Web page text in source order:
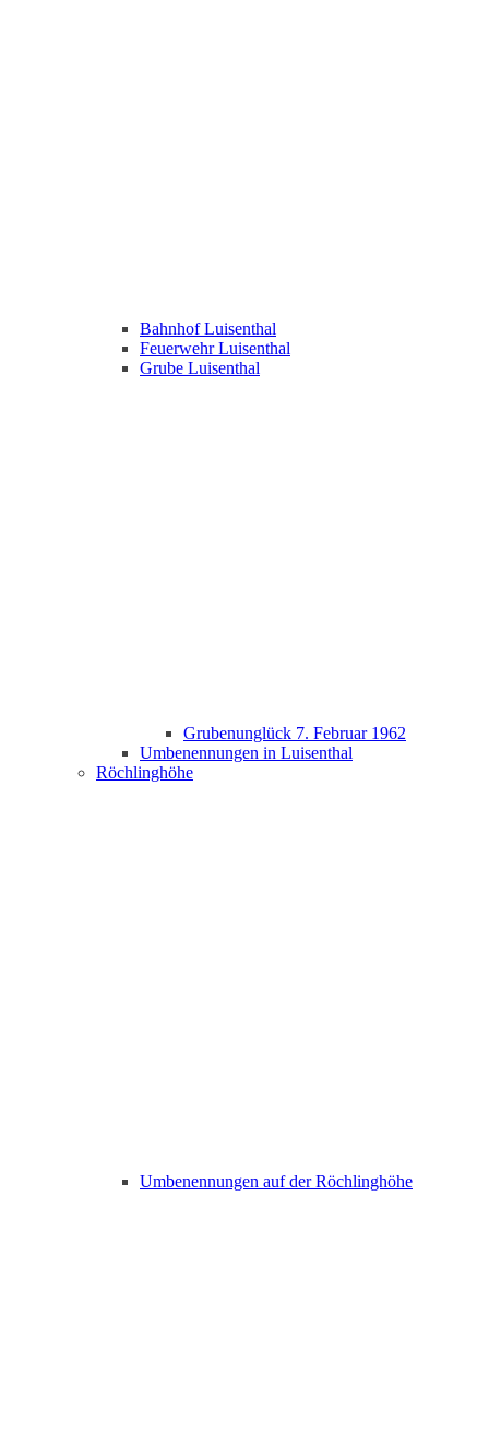
Bahnhof Luisenthal
Feuerwehr Luisenthal
Grube Luisenthal
Grubenunglück 7. Februar 1962
Umbenennungen in Luisenthal
Röchlinghöhe
Umbenennungen auf der Röchlinghöhe